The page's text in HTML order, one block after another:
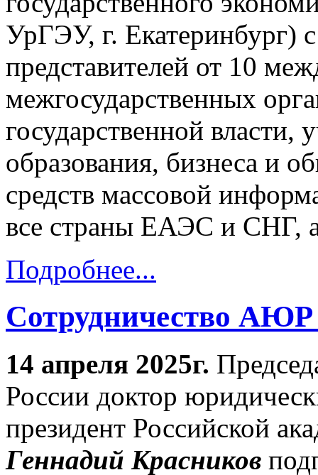
УрГЭУ, г. Екатеринбург)
представителей от 10
межгосударственных
государственной власти,
образования, бизнеса и
средств массовой
все страны ЕАЭС и СНГ,
Подробнее...
Сотрудничество
14 апреля 2025г.
России доктор
президент Российской
Геннадий Красников